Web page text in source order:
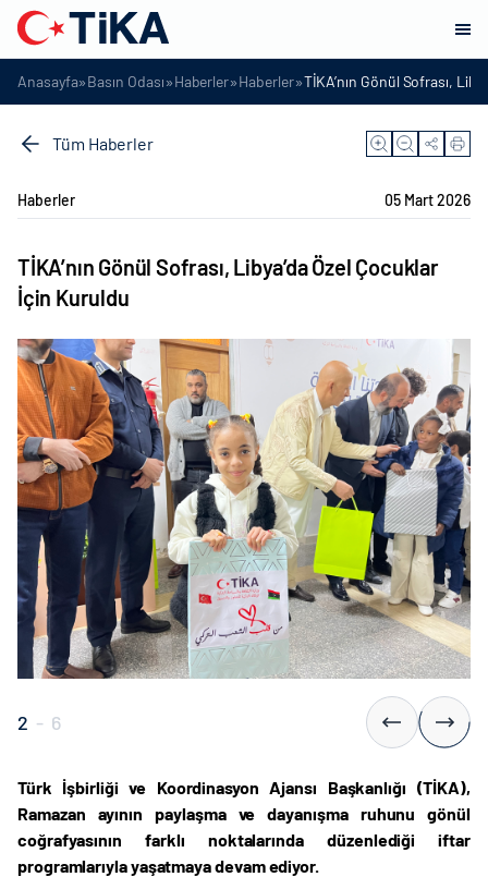
Anasayfa»Basın Odası»Haberler»Haberler»TİKA’nın Gönül Sofrası,
Tüm Haberler
Haberler 05 Mart 2026
TİKA’nın Gönül Sofrası, Libya’da Özel Çocuklar
İçin Kuruldu
2 - 6
Türk İşbirliği ve Koordinasyon Ajansı Başkanlığı (TİKA),
Ramazan ayının paylaşma ve dayanışma ruhunu gönül
coğrafyasının farklı noktalarında düzenlediği iftar
programlarıyla yaşatmaya devam ediyor.